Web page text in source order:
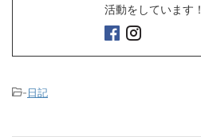
活動をしています！
-日記